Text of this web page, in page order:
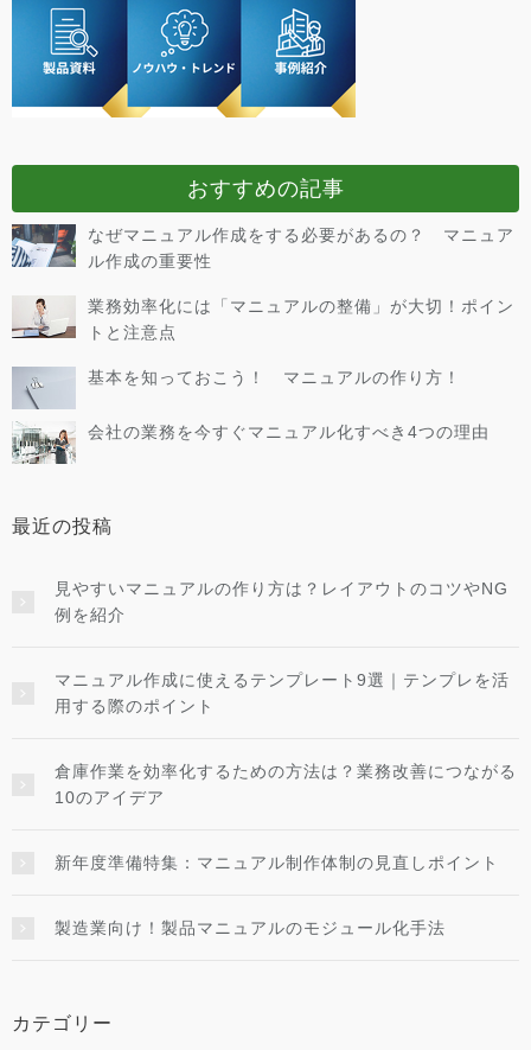
おすすめの記事
なぜマニュアル作成をする必要があるの？ マニュア
ル作成の重要性
業務効率化には「マニュアルの整備」が大切！ポイン
トと注意点
基本を知っておこう！ マニュアルの作り方！
会社の業務を今すぐマニュアル化すべき4つの理由
最近の投稿
見やすいマニュアルの作り方は？レイアウトのコツやNG
例を紹介
マニュアル作成に使えるテンプレート9選｜テンプレを活
用する際のポイント
倉庫作業を効率化するための方法は？業務改善につながる
10のアイデア
新年度準備特集：マニュアル制作体制の見直しポイント
製造業向け！製品マニュアルのモジュール化手法
カテゴリー